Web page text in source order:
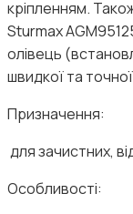
кріпленням.
Sturmax
олівець
швидкої та
Призначення:
для зачистних,
Особливості: